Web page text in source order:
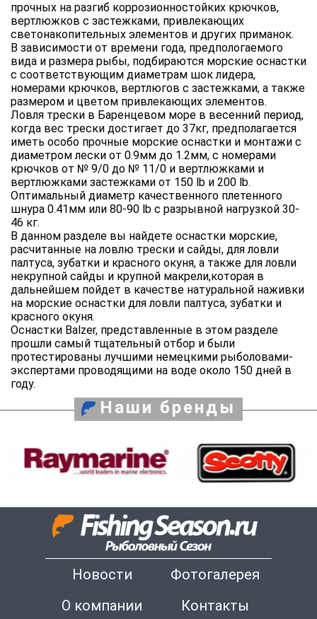
прочных на разгиб коррозионностойких крючков,
вертлюжков с застежками, привлекающих
светонакопительных элементов и других приманок.
В зависимости от времени года, предпологаемого
вида и размера рыбы, подбираются морские оснастки
с соответствующим диаметрам шок лидера,
номерами крючков, вертлюгов с застежками, а также
размером и цветом привлекающих элементов.
Ловля трески в Баренцевом море в весенний период,
когда вес трески достигает до 37кг, предполагается
иметь особо прочные морские оснастки и монтажи с
диаметром лески от 0.9мм до 1.2мм, с номерами
крючков от № 9/0 до № 11/0 и вертлюжками и
вертлюжками застежками от 150 lb и 200 lb.
Оптимальный диаметр качественного плетенного
шнура 0.41мм или 80-90 lb с разрывной нагрузкой 30-
46 кг.
В данном разделе вы найдете оснастки морские,
расчитанные на ловлю трески и сайды, для ловли
палтуса, зубатки и красного окуня, а также для ловли
некрупной сайды и крупной макрели,которая в
дальнейшем пойдет в качестве натуральной наживки
на морские оснастки для ловли палтуса, зубатки и
красного окуня.
Оснастки Balzer, представленные в этом разделе
прошли самый тщательный отбор и были
протестированы лучшими немецкими рыболовами-
экспертами проводящими на воде около 150 дней в
году.
Наши бренды
Новости
Фотогалерея
О компании
Контакты